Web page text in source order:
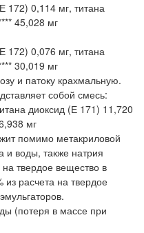
172) 0,114 мг, титана
45,028 мг
172) 0,076 мг, титана
30,019 мг
и патоку крахмальную.
собой смесь:
диоксид (Е 171) 11,720
мг
помимо метакриловой
и воды, также натрия
твердое вещество в
расчета на твердое
(потеря в массе при